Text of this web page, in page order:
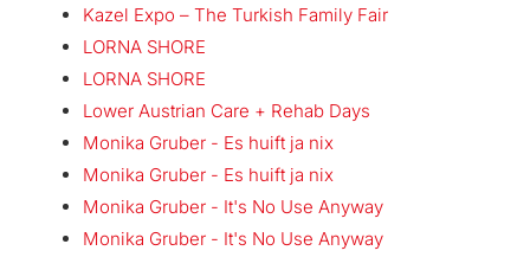
Kazel Expo – The Turkish Family Fair
LORNA SHORE
LORNA SHORE
Lower Austrian Care + Rehab Days
Monika Gruber - Es huift ja nix
Monika Gruber - Es huift ja nix
Monika Gruber - It's No Use Anyway
Monika Gruber - It's No Use Anyway